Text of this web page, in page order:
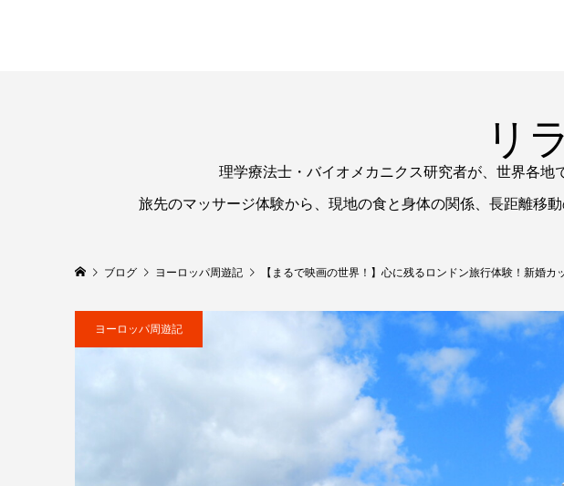
リ
理学療法士・バイオメカニクス研究者が、世界各
旅先のマッサージ体験から、現地の食と身体の関係、長距離移
ブログ ヨーロッパ周遊記 【まるで映画の世界！】心に残るロンドン旅行体験！新婚カ
ヨーロッパ周遊記